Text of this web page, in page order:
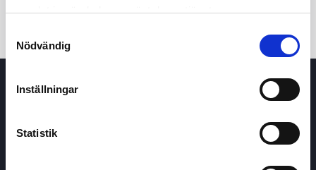
samlat in när du har använt deras tjänster.
Nödvändig
Inställningar
Statistik